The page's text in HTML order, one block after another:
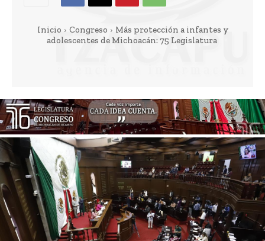
Inicio Congreso
Más protección a infantes y
adolescentes de Michoacán: 75 Legislatura